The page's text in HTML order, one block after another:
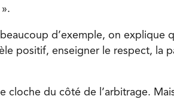
d’exemple, on explique
positif, enseigner le respect, la
cloche du côté de l’arbitrage.